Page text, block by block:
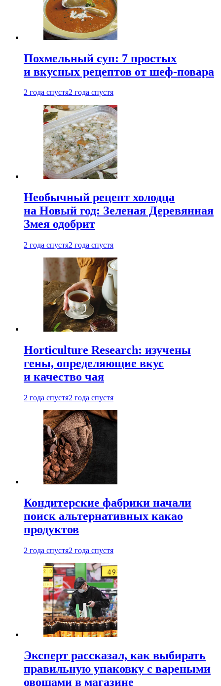
Похмельный суп: 7 простых
и вкусных рецептов от шеф-повара
2 года спустя2 года спустя
Необычный рецепт холодца
на Новый год: Зеленая Деревянная
Змея одобрит
2 года спустя2 года спустя
Horticulture Research: изучены
гены, определяющие вкус
и качество чая
2 года спустя2 года спустя
Кондитерские фабрики начали
поиск альтернативных какао
продуктов
2 года спустя2 года спустя
Эксперт рассказал, как выбирать
правильную упаковку с вареными
овощами в магазине